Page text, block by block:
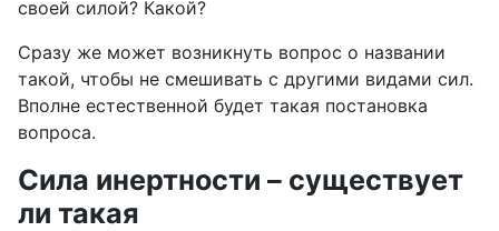
своей силой? Какой?
Сразу же может возникнуть вопрос о названии
такой, чтобы не смешивать с другими видами сил.
Вполне естественной будет такая постановка
вопроса.
Сила инертности – существует
ли такая